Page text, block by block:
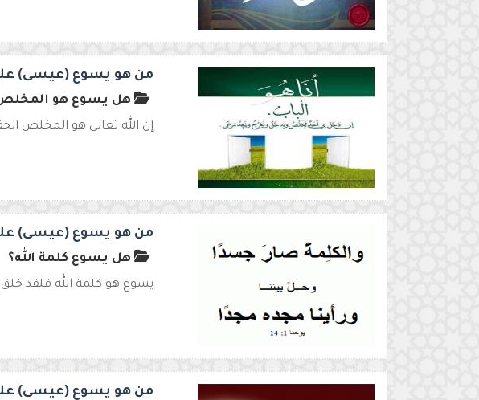
من هو يسوع (عيسى)
هل يسوع هو
إن الله تعالى هو المخلص
من هو يسوع (عيسى)
هل يسوع كلمة الله؟
يسوع هو كلمة الله فلقد خلق
من هو يسوع (عيسى)